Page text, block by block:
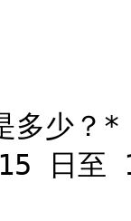
多少？*
至